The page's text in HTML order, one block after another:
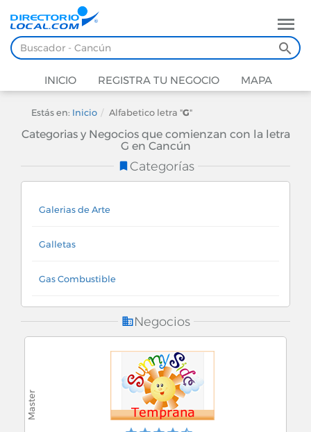
INICIO REGISTRA TU NEGOCIO MAPA
Estás en: Inicio Alfabetico letra "G"
Categorias y Negocios que comienzan con la letra
G en Cancún
Categorías
Galerias de Arte
Galletas
Gas Combustible
Gestorias Administrativas
Negocios